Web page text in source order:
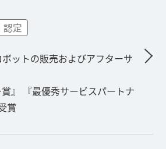
認定
ットの販売およびアフターサ
賞』 『最優秀サービスパートナ
賞